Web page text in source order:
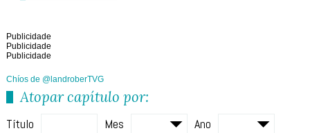
Publicidade
Publicidade
Publicidade
Chíos de @landroberTVG
Atopar capítulo por:
Título Mes
Ano